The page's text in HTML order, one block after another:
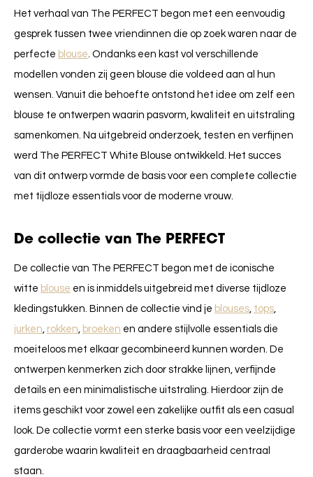
Het verhaal van The PERFECT begon met een eenvoudig
gesprek tussen twee vriendinnen die op zoek waren naar de
perfecte blouse. Ondanks een kast vol verschillende
modellen vonden zij geen blouse die voldeed aan al hun
wensen. Vanuit die behoefte ontstond het idee om zelf een
blouse te ontwerpen waarin pasvorm, kwaliteit en uitstraling
samenkomen. Na uitgebreid onderzoek, testen en verfijnen
werd The PERFECT White Blouse ontwikkeld. Het succes
van dit ontwerp vormde de basis voor een complete collectie
met tijdloze essentials voor de moderne vrouw.
De collectie van The PERFECT
De collectie van The PERFECT begon met de iconische
witte blouse en is inmiddels uitgebreid met diverse tijdloze
kledingstukken. Binnen de collectie vind je blouses, tops,
jurken, rokken, broeken en andere stijlvolle essentials die
moeiteloos met elkaar gecombineerd kunnen worden. De
ontwerpen kenmerken zich door strakke lijnen, verfijnde
details en een minimalistische uitstraling. Hierdoor zijn de
items geschikt voor zowel een zakelijke outfit als een casual
look. De collectie vormt een sterke basis voor een veelzijdige
garderobe waarin kwaliteit en draagbaarheid centraal
staan.